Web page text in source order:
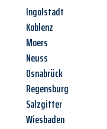
Ingolstadt
Koblenz
Moers
Neuss
Osnabrück
Regensburg
Salzgitter
Wiesbaden